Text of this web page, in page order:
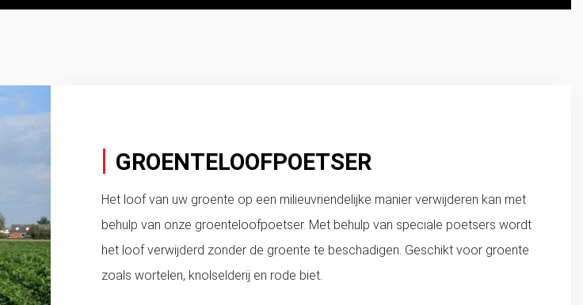
GROENTELOOFPOETSER
Het loof van uw groente op een milieuvriendelijke manier verwijderen kan met
behulp van onze groenteloofpoetser. Met behulp van speciale poetsers wordt
het loof verwijderd zonder de groente te beschadigen. Geschikt voor groente
zoals wortelen, knolselderij en rode biet.